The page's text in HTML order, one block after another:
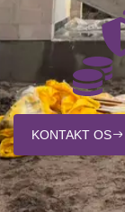
KONTAKT OS